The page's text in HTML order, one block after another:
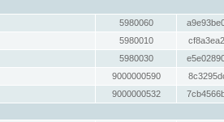
5980060
5980010
5980030
9000000590
9000000532